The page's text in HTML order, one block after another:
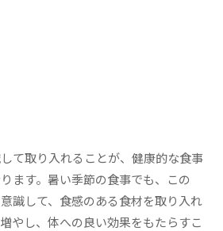
て取り入れることが、健康的な食事
ます。暑い季節の食事でも、この
意識して、食感のある食材を取り入れ
やし、体への良い効果をもたらすこ